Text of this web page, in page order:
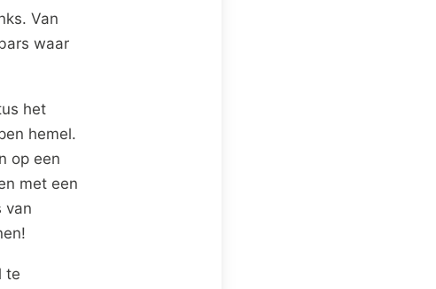
Van
waar
het
hemel.
op een
met een
van
te